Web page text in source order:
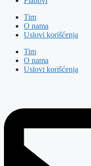
Tim
O nama
Uslovi korišćenja
Tim
O nama
Uslovi korišćenja